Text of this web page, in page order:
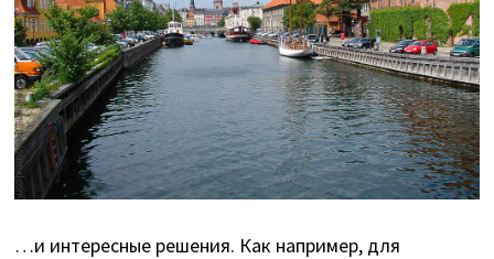
…и интересные решения. Как например, для